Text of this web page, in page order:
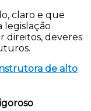
claro e que
legislação
direitos, deveres
de alto